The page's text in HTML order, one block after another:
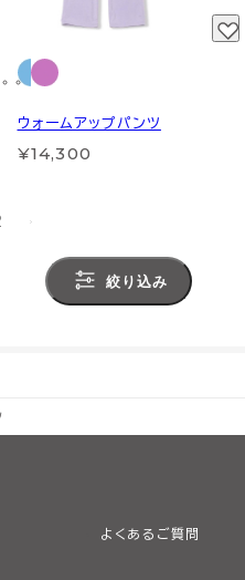
ウォームアップパンツ
¥14,300
絞り込み
よくあるご質問